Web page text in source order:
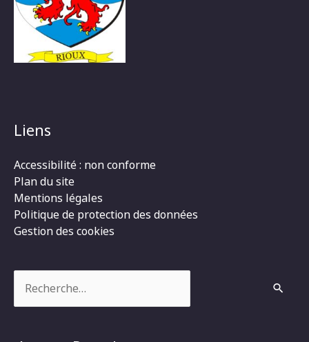
Liens
Accessibilité : non conforme
Plan du site
Mentions légales
Politique de protection des données
Gestion des cookies